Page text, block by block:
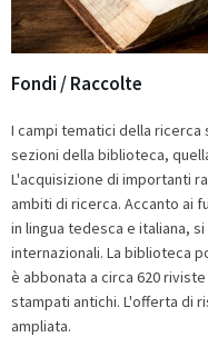
Fondi / Raccolte
I campi tematici della
sezioni della biblioteca,
L'acquisizione di importanti
ambiti di ricerca. Accanto ai
in lingua tedesca e italiana,
internazionali. La biblioteca
è abbonata a circa 620
stampati antichi. L'offerta di
ampliata.